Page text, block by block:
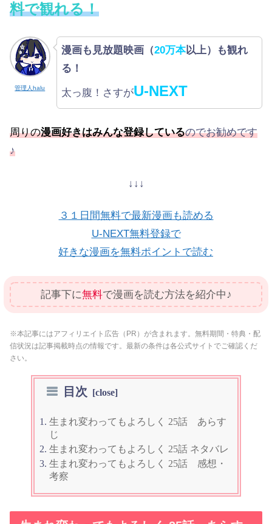
料で観れる！
管理人halu
漫画も見放題映画（20万本以上）も観れ
る！
太っ腹！さすがU-NEXT
周りの漫画好きはみんな登録しているのでお勧めです
♪
↓↓↓
３１日間無料で最新漫画も読める
U-NEXT無料登録で
好きな漫画を無料ポイントで読む
記事下に無料で漫画を読む方法を紹介中♪
※本記事にはアフィリエイト広告（PR）が含まれます。無料期間・特典・配
信状況は記事掲載時点の情報です。最新の条件は各公式サイトでご確認くだ
さい。
目次
生まれ変わってもよろしく 25話 あらす
じ
生まれ変わってもよろしく 25話 ネタバレ
生まれ変わってもよろしく 25話 感想・
考察